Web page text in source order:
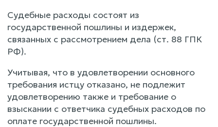
Судебные расходы состоят из
государственной пошлины и издержек,
связанных с рассмотрением дела (ст. 88 ГПК
РФ).
Учитывая, что в удовлетворении основного
требования истцу отказано, не подлежит
удовлетворению также и требование о
взыскании с ответчика судебных расходов по
оплате государственной пошлины.